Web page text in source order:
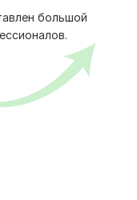
большой